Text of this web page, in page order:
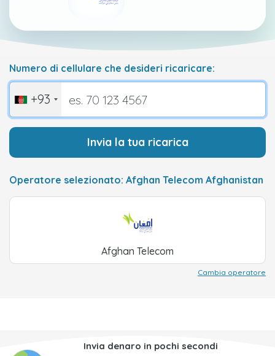
Numero di cellulare che desideri ricaricare:
+93
Invia la tua ricarica
Operatore selezionato: Afghan Telecom Afghanistan
Afghan Telecom
Cambia operatore
Invia denaro in pochi secondi